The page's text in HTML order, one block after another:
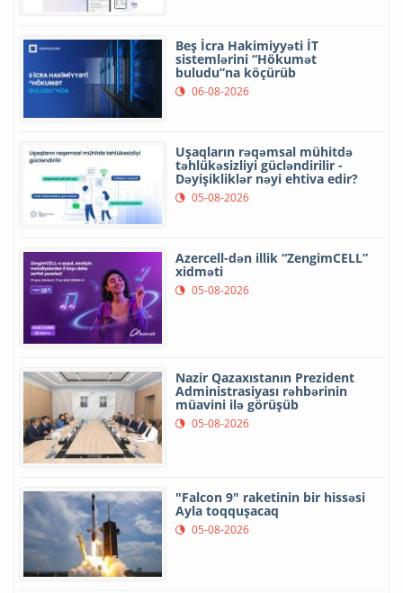
Beş İcra Hakimiyyəti İT
sistemlərini “Hökumət
buludu”na köçürüb
06-08-2026
Uşaqların rəqəmsal mühitdə
təhlükəsizliyi gücləndirilir -
Dəyişikliklər nəyi ehtiva edir?
05-08-2026
Azercell-dən illik “ZengimCELL”
xidməti
05-08-2026
Nazir Qazaxıstanın Prezident
Administrasiyası rəhbərinin
müavini ilə görüşüb
05-08-2026
"Falcon 9" raketinin bir hissəsi
Ayla toqquşacaq
05-08-2026